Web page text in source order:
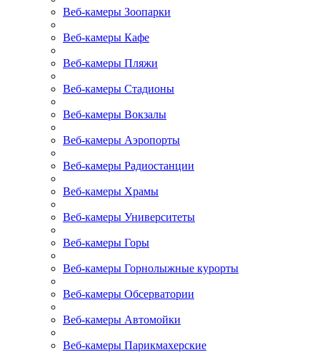
Веб-камеры Зоопарки
Веб-камеры Кафе
Веб-камеры Пляжи
Веб-камеры Стадионы
Веб-камеры Вокзалы
Веб-камеры Аэропорты
Веб-камеры Радиостанции
Веб-камеры Храмы
Веб-камеры Университеты
Веб-камеры Горы
Веб-камеры Горнолыжные курорты
Веб-камеры Обсерватории
Веб-камеры Автомойки
Веб-камеры Парикмахерские